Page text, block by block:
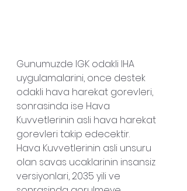
Gunumuzde IGK odakli IHA
uygulamalarini, once destek
odakli hava harekat gorevleri,
sonrasinda ise Hava
Kuvvetlerinin asli hava harekat
gorevleri takip edecektir.
Hava Kuvvetlerinin asli unsuru
olan savas ucaklarinin insansiz
versiyonlari, 2035 yili ve